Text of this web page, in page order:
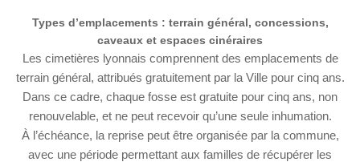
Types d’emplacements : terrain général, concessions,
caveaux et espaces cinéraires
Les cimetières lyonnais comprennent des emplacements de
terrain général, attribués gratuitement par la Ville pour cinq ans.
Dans ce cadre, chaque fosse est gratuite pour cinq ans, non
renouvelable, et ne peut recevoir qu’une seule inhumation.
À l’échéance, la reprise peut être organisée par la commune,
avec une période permettant aux familles de récupérer les